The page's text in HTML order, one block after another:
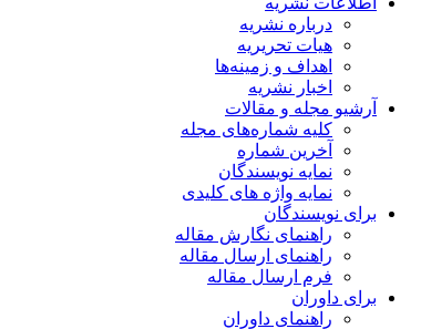
درباره نشریه
هیات تحریریه
اهداف و زمینه‌ها
اخبار نشریه
آرشیو مجله و مقالات
کلیه شماره‌های مجله
آخرین شماره
نمایه نویسندگان
نمایه واژه های کلیدی
برای نویسندگان
راهنمای نگارش مقاله
راهنمای ارسال مقاله
فرم ارسال مقاله
برای داوران
راهنمای داوران